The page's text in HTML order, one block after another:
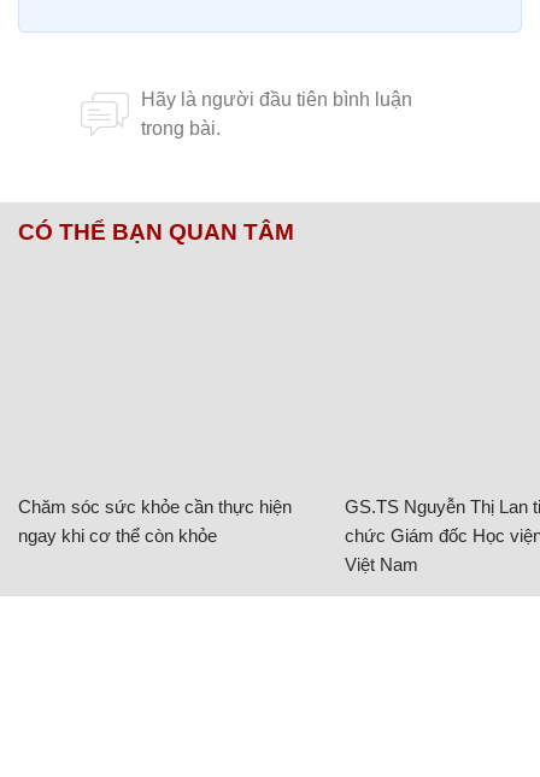
CÓ THỂ BẠN QUAN TÂM
Chăm sóc sức khỏe cần thực hiện
ngay khi cơ thể còn khỏe
GS.TS Nguyễn Thị Lan
chức Giám đốc Học
Việt Nam